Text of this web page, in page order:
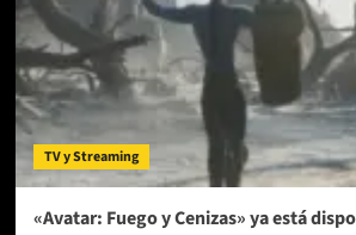
TV y Streaming
«Avatar: Fuego y Cenizas» ya está